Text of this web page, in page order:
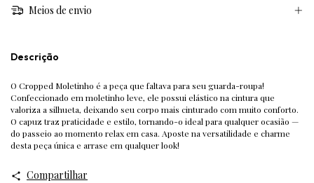
Meios de envio
Descrição
O Cropped Moletinho é a peça que faltava para seu guarda-roupa!
Confeccionado em moletinho leve, ele possui elástico na cintura que
valoriza a silhueta, deixando seu corpo mais cinturado com muito conforto.
O capuz traz praticidade e estilo, tornando-o ideal para qualquer ocasião —
do passeio ao momento relax em casa. Aposte na versatilidade e charme
desta peça única e arrase em qualquer look!
Compartilhar